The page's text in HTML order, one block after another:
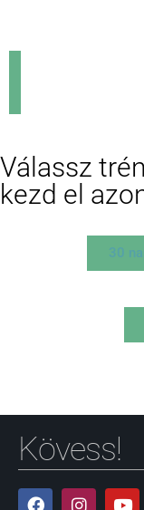
Válassz
kezd el
30
Kövess!